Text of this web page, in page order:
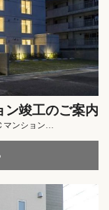
竣工のご案内
マンション…